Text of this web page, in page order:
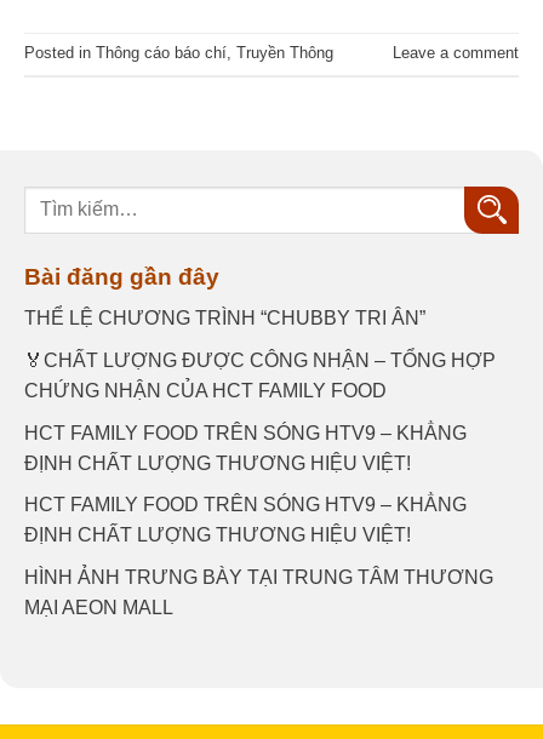
Posted in Thông cáo báo chí, Truyền Thông Leave a comment
Tìm
Bài đăng gần đây
THỂ LỆ CHƯƠNG TRÌNH “CHUBBY TRI ÂN”
🏅CHẤT LƯỢNG ĐƯỢC CÔNG NHẬN – TỔNG HỢP
CHỨNG NHẬN CỦA HCT FAMILY FOOD
HCT FAMILY FOOD TRÊN SÓNG HTV9 – KHẲNG
ĐỊNH CHẤT LƯỢNG THƯƠNG HIỆU VIỆT!
HCT FAMILY FOOD TRÊN SÓNG HTV9 – KHẲNG
ĐỊNH CHẤT LƯỢNG THƯƠNG HIỆU VIỆT!
HÌNH ẢNH TRƯNG BÀY TẠI TRUNG TÂM THƯƠNG
MẠI AEON MALL